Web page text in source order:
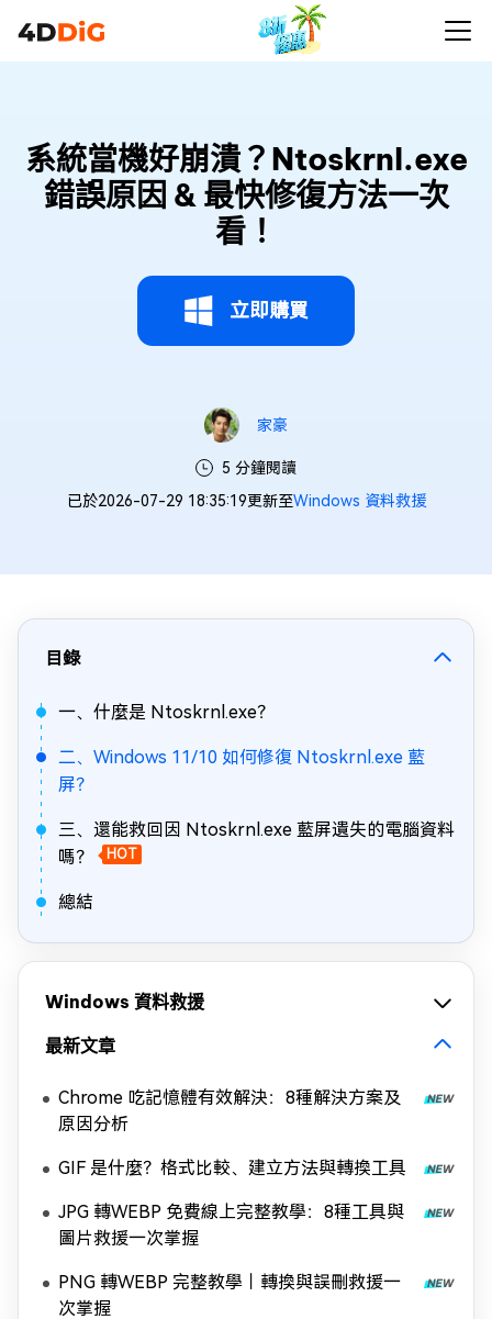
系統當機好崩潰？Ntoskrnl.exe
錯誤原因 & 最快修復方法一次
看！
立即購買
家豪
5 分鐘閱讀
已於2026-07-29 18:35:19更新至Windows 資料救援
目錄
一、什麼是 Ntoskrnl.exe？
二、Windows 11/10 如何修復 Ntoskrnl.exe 藍
屏？
三、還能救回因 Ntoskrnl.exe 藍屏遺失的電腦資料
嗎？
HOT
總結
Windows 資料救援
最新文章
Chrome 吃記憶體有效解決：8種解決方案及
原因分析
GIF 是什麼？格式比較、建立方法與轉換工具
JPG 轉WEBP 免費線上完整教學：8種工具與
圖片救援一次掌握
PNG 轉WEBP 完整教學｜轉換與誤刪救援一
次掌握